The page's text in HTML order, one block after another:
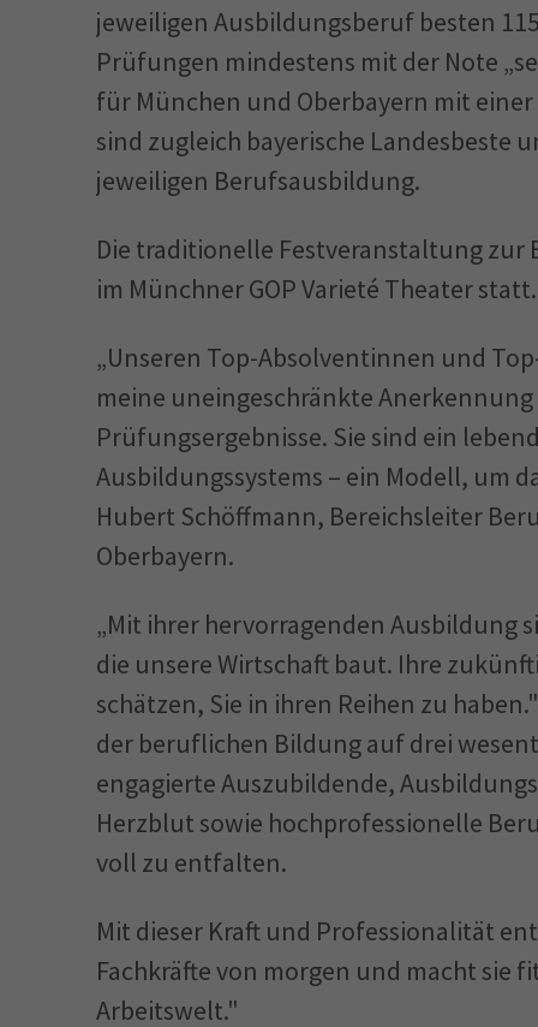
jeweiligen Ausbildungsberuf besten
Prüfungen mindestens mit der Note
für München und Oberbayern mit
sind zugleich bayerische Landesbeste
jeweiligen Berufsausbildung.
Die traditionelle Festveranstaltung zur
im Münchner GOP Varieté Theater statt.
„Unseren Top-Absolventinnen und
meine uneingeschränkte
Prüfungsergebnisse. Sie sind ein
Ausbildungssystems – ein Modell, um
Hubert Schöffmann, Bereichsleiter
Oberbayern.
„Mit ihrer hervorragenden Ausbildung
die unsere Wirtschaft baut. Ihre
schätzen, Sie in ihren Reihen zu
der beruflichen Bildung auf drei
engagierte Auszubildende,
Herzblut sowie hochprofessionelle
voll zu entfalten.
Mit dieser Kraft und Professionalität
Fachkräfte von morgen und macht sie
Arbeitswelt."